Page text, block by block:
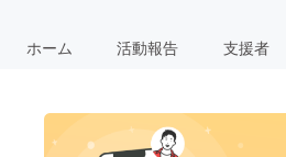
ホーム 活動報告 支援者